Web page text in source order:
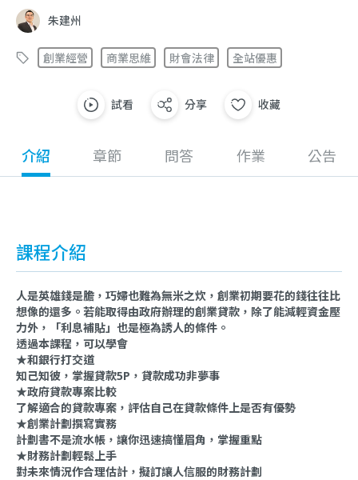
朱建州
創業經營 商業思維 財會法律 全站優惠
試看 分享 收藏
介紹 章節 問答 作業 公告
課程介紹
人是英雄錢是膽，巧婦也難為無米之炊，創業初期要花的錢往往比
想像的還多。若能取得由政府辦理的創業貸款，除了能減輕資金壓
力外，「利息補貼」也是極為誘人的條件。
透過本課程，可以學會
★和銀行打交道
知己知彼，掌握貸款5P，貸款成功非夢事
★政府貸款專案比較
了解適合的貸款專案，評估自己在貸款條件上是否有優勢
★創業計劃撰寫實務
計劃書不是流水帳，讓你迅速搞懂眉角，掌握重點
★財務計劃輕鬆上手
對未來情況作合理估計，擬訂讓人信服的財務計劃